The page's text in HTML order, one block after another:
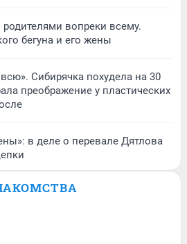
вопреки всему.
бегуна и его жены
Сибирячка похудела на 30
преображение у пластических
в деле о перевале Дятлова